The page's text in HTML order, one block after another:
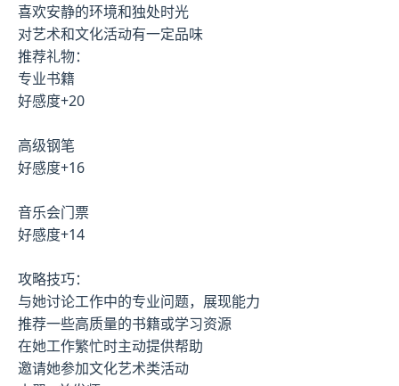
喜欢安静的环境和独处时光
对艺术和文化活动有一定品味
推荐礼物：
专业书籍
好感度+20
高级钢笔
好感度+16
音乐会门票
好感度+14
攻略技巧：
与她讨论工作中的专业问题，展现能力
推荐一些高质量的书籍或学习资源
在她工作繁忙时主动提供帮助
邀请她参加文化艺术类活动